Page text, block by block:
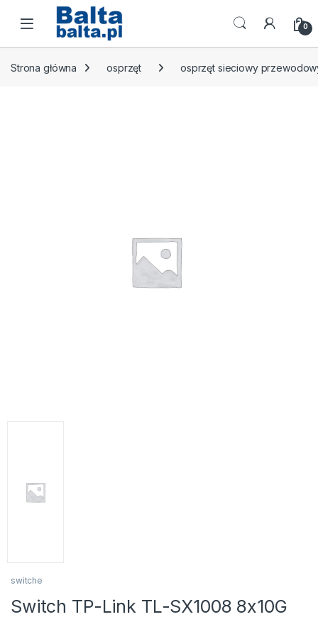
Skip to navigation
Skip to content
Open 0
Strona główna osprzęt osprzęt sieciowy
switche
Switch TP-Link TL-SX1008 8x10G